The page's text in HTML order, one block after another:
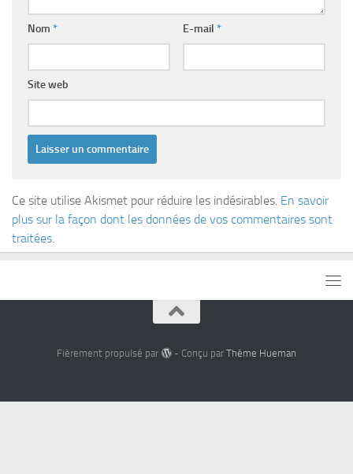
Nom * E-mail *
Site web
Ce site utilise Akismet pour réduire les indésirables. En savoir
plus sur la façon dont les données de vos commentaires sont
traitées.
Fièrement propulsé par - Conçu par Thème Hueman